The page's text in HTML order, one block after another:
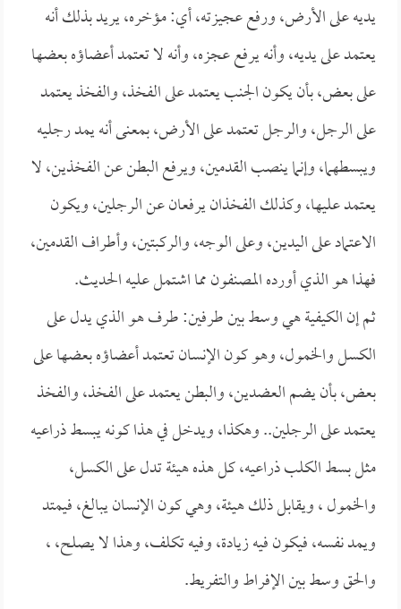
يديه على الأرض، ورفع عجيزته، أي: مؤخره، يريد بذلك أنه
يعتمد على يديه، وأنه يرفع عجزه، وأنه لا تعتمد أعضاؤه بعضها
على بعض، بأن يكون الجنب يعتمد على الفخذ، والفخذ يعتمد
على الرجل، والرجل تعتمد على الأرض، بمعنى أنه يمد رجليه
ويبسطهما، وإنما ينصب القدمين، ويرفع البطن عن الفخذين، لا
يعتمد عليها، وكذلك الفخذان يرفعان عن الرجلين، ويكون
الاعتماد على اليدين، وعلى الوجه، والركبتين، وأطراف القدمين،
فهذا هو الذي أورده المصنفون مما اشتمل عليه الحديث.
ثم إن الكيفية هي وسط بين طرفين: طرف هو الذي يدل على
الكسل والخمول، وهو كون الإنسان تعتمد أعضاؤه بعضها على
بعض، بأن يضم العضدين، والبطن يعتمد على الفخذ، والفخذ
يعتمد على الرجلين.. وهكذا، ويدخل في هذا كونه يبسط ذراعيه
مثل بسط الكلب ذراعيه، كل هذه هيئة تدل على الكسل،
والخمول ، ويقابل ذلك هيئة، وهي كون الإنسان يبالغ، فيمتد
ويمد نفسه، فيكون فيه زيادة، وفيه تكلف، وهذا لا يصلح، ،
والحق وسط بين الإفراط والتفريط.